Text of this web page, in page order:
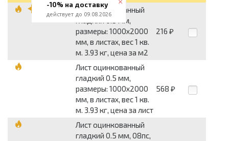
Лист оцинкованный
гладкий 0.5 мм,
размеры: 1000x2000
мм, в листах, вес 1 кв.
м. 3.93 кг, цена за м2
216 ₽
Лист оцинкованный
гладкий 0.5 мм,
размеры: 1000x2000
мм, в листах, вес 1 кв.
м. 3.93 кг, цена за лист
568 ₽
Лист оцинкованный
гладкий 0.5 мм, 08пс,
-10% на доставку
действует до 09.08.2026